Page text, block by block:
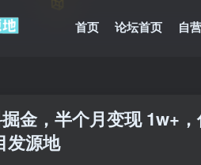
首页 论坛首页 自
金，半个月变现 1w+
发源地